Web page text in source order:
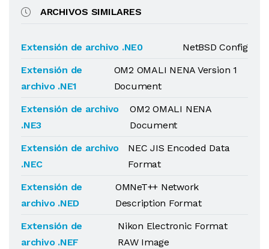
ARCHIVOS SIMILARES
Extensión de archivo .NE0
NetBSD Config
Extensión de
archivo .NE1
OM2 OMALI NENA Version 1
Document
Extensión de archivo
.NE3
OM2 OMALI NENA
Document
Extensión de archivo
.NEC
NEC JIS Encoded Data
Format
Extensión de
archivo .NED
OMNeT++ Network
Description Format
Extensión de
archivo .NEF
Nikon Electronic Format
RAW Image